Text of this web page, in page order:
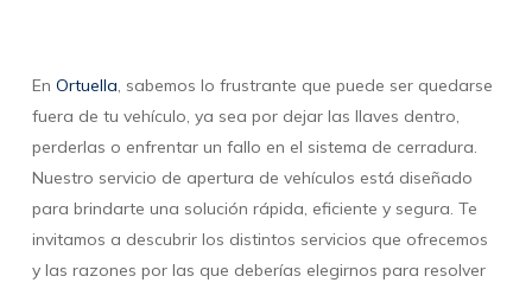
En Ortuella, sabemos lo frustrante que puede ser quedarse
fuera de tu vehículo, ya sea por dejar las llaves dentro,
perderlas o enfrentar un fallo en el sistema de cerradura.
Nuestro servicio de apertura de vehículos está diseñado
para brindarte una solución rápida, eficiente y segura. Te
invitamos a descubrir los distintos servicios que ofrecemos
y las razones por las que deberías elegirnos para resolver